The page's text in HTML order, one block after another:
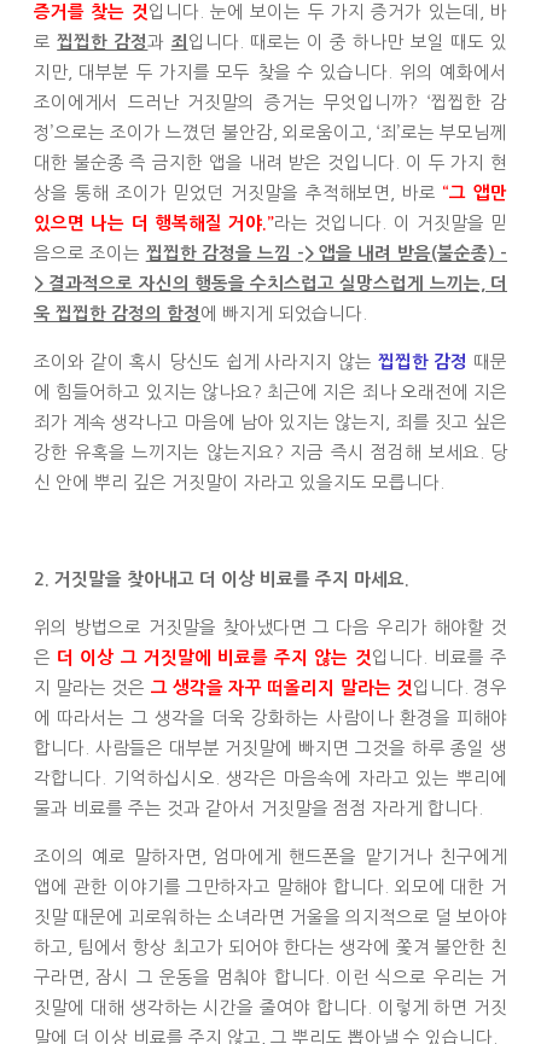
증거를 찾는 것 입니다. 눈에 보이는 두 가지 증거가 있는데, 바
로찝찝한 감정과 죄 입니다. 때로는 이 중 하나만 보일 때도 있
지만, 대부분 두 가지를 모두 찾을 수 있습니다. 위의 예화에서
조이에게서 드러난 거짓말의 증거는 무엇입니까? ‘찝찝한 감
정’으로는 조이가 느꼈던 불안감, 외로움이고, ‘죄’로는 부모님께
대한 불순종 즉 금지한 앱을 내려 받은 것입니다. 이 두 가지 현
상을 통해 조이가 믿었던 거짓말을 추적해보면, 바로 “그 앱만
있으면 나는 더 행복해질 거야.”라는 것입니다. 이 거짓말을 믿
음으로 조이는 찝찝한 감정을 느낌 -> 앱을 내려 받음(불순종) -
> 결과적으로 자신의 행동을 수치스럽고 실망스럽게 느끼는, 더
욱 찝찝한 감정의 함정 에 빠지게 되었습니다.
조이와 같이 혹시 당신도 쉽게 사라지지 않는 찝찝한 감정 때문
에 힘들어하고 있지는 않나요? 최근에 지은 죄나 오래전에 지은
죄가 계속 생각나고 마음에 남아 있지는 않는지, 죄를 짓고 싶은
강한 유혹을 느끼지는 않는지요? 지금 즉시 점검해 보세요. 당
신 안에 뿌리 깊은 거짓말이 자라고 있을지도 모릅니다.
2. 거짓말을 찾아내고 더 이상 비료를 주지 마세요.
위의 방법으로 거짓말을 찾아냈다면 그 다음 우리가 해야할 것
은 더 이상 그 거짓말에 비료를 주지 않는 것 입니다. 비료를 주
지 말라는 것은 그 생각을 자꾸 떠올리지 말라는 것 입니다. 경우
에 따라서는 그 생각을 더욱 강화하는 사람이나 환경을 피해야
합니다. 사람들은 대부분 거짓말에 빠지면 그것을 하루 종일 생
각합니다. 기억하십시오. 생각은 마음속에 자라고 있는 뿌리에
물과 비료를 주는 것과 같아서 거짓말을 점점 자라게 합니다.
조이의 예로 말하자면, 엄마에게 핸드폰을 맡기거나 친구에게
앱에 관한 이야기를 그만하자고 말해야 합니다. 외모에 대한 거
짓말 때문에 괴로워하는 소녀라면 거울을 의지적으로 덜 보아야
하고, 팀에서 항상 최고가 되어야 한다는 생각에 쫓겨 불안한 친
구라면, 잠시 그 운동을 멈춰야 합니다. 이런 식으로 우리는 거
짓말에 대해 생각하는 시간을 줄여야 합니다. 이렇게 하면 거짓
말에 더 이상 비료를 주지 않고, 그 뿌리도 뽑아낼 수 있습니다.